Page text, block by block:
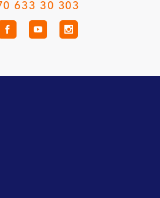
633 30 303